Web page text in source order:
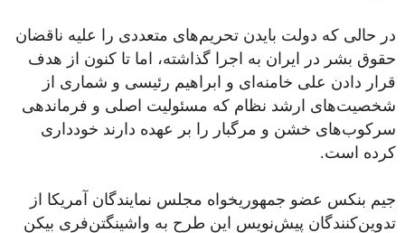
در حالی که دولت بایدن تحریم‌های متعددی را علیه ناقضان
حقوق بشر در ایران به اجرا گذاشته، اما تا کنون از هدف
قرار دادن علی خامنه‌ای و ابراهیم رئیسی و شماری از
شخصیت‌های ارشد نظام که مسئولیت اصلی و فرماندهی
سرکوب‌های خشن و مرگبار را بر عهده دارند خودداری
کرده است.
جیم بنکس عضو جمهور‌یخواه مجلس نمایندگان آمریکا از
تدوین‌کنندگان پیش‌نویس این طرح به واشینگتن‌فری‌ بیکن